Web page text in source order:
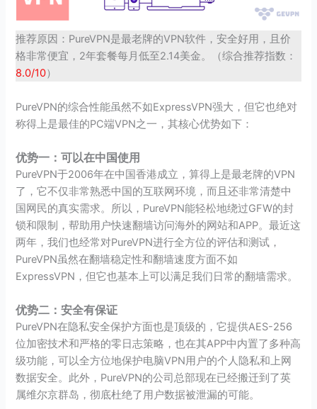
推荐原因：PureVPN是最老牌的VPN软件，安全好用，且价
格非常便宜，2年套餐每月低至2.14美金。（综合推荐指数：
8.0/10）
PureVPN的综合性能虽然不如ExpressVPN强大，但它也绝对
称得上是最佳的PC端VPN之一，其核心优势如下：
优势一：可以在中国使用
PureVPN于2006年在中国香港成立，算得上是最老牌的VPN
了，它不仅非常熟悉中国的互联网环境，而且还非常清楚中
国网民的真实需求。所以，PureVPN能轻松地绕过GFW的封
锁和限制，帮助用户快速翻墙访问海外的网站和APP。最近这
两年，我们也经常对PureVPN进行全方位的评估和测试，
PureVPN虽然在翻墙稳定性和翻墙速度方面不如
ExpressVPN，但它也基本上可以满足我们日常的翻墙需求。
优势二：安全有保证
PureVPN在隐私安全保护方面也是顶级的，它提供AES-256
位加密技术和严格的零日志策略，也在其APP中内置了多种高
级功能，可以全方位地保护电脑VPN用户的个人隐私和上网
数据安全。此外，PureVPN的公司总部现在已经搬迁到了英
属维尔京群岛，彻底杜绝了用户数据被泄漏的可能。